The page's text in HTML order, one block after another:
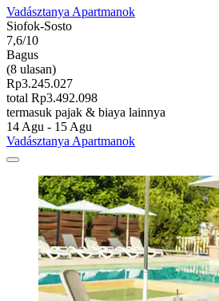
Vadásztanya Apartmanok
Siofok-Sosto
7,6/10
Bagus
(8 ulasan)
Rp3.245.027
total Rp3.492.098
termasuk pajak & biaya lainnya
14 Agu - 15 Agu
Vadásztanya Apartmanok